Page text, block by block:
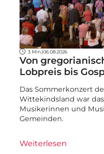
3 Min. |06.08.2026
Von
Lobpreis bis
Das Sommerkonzert
Wittekindsland war
Musikerinnen und
Gemeinden.
Weiterlesen